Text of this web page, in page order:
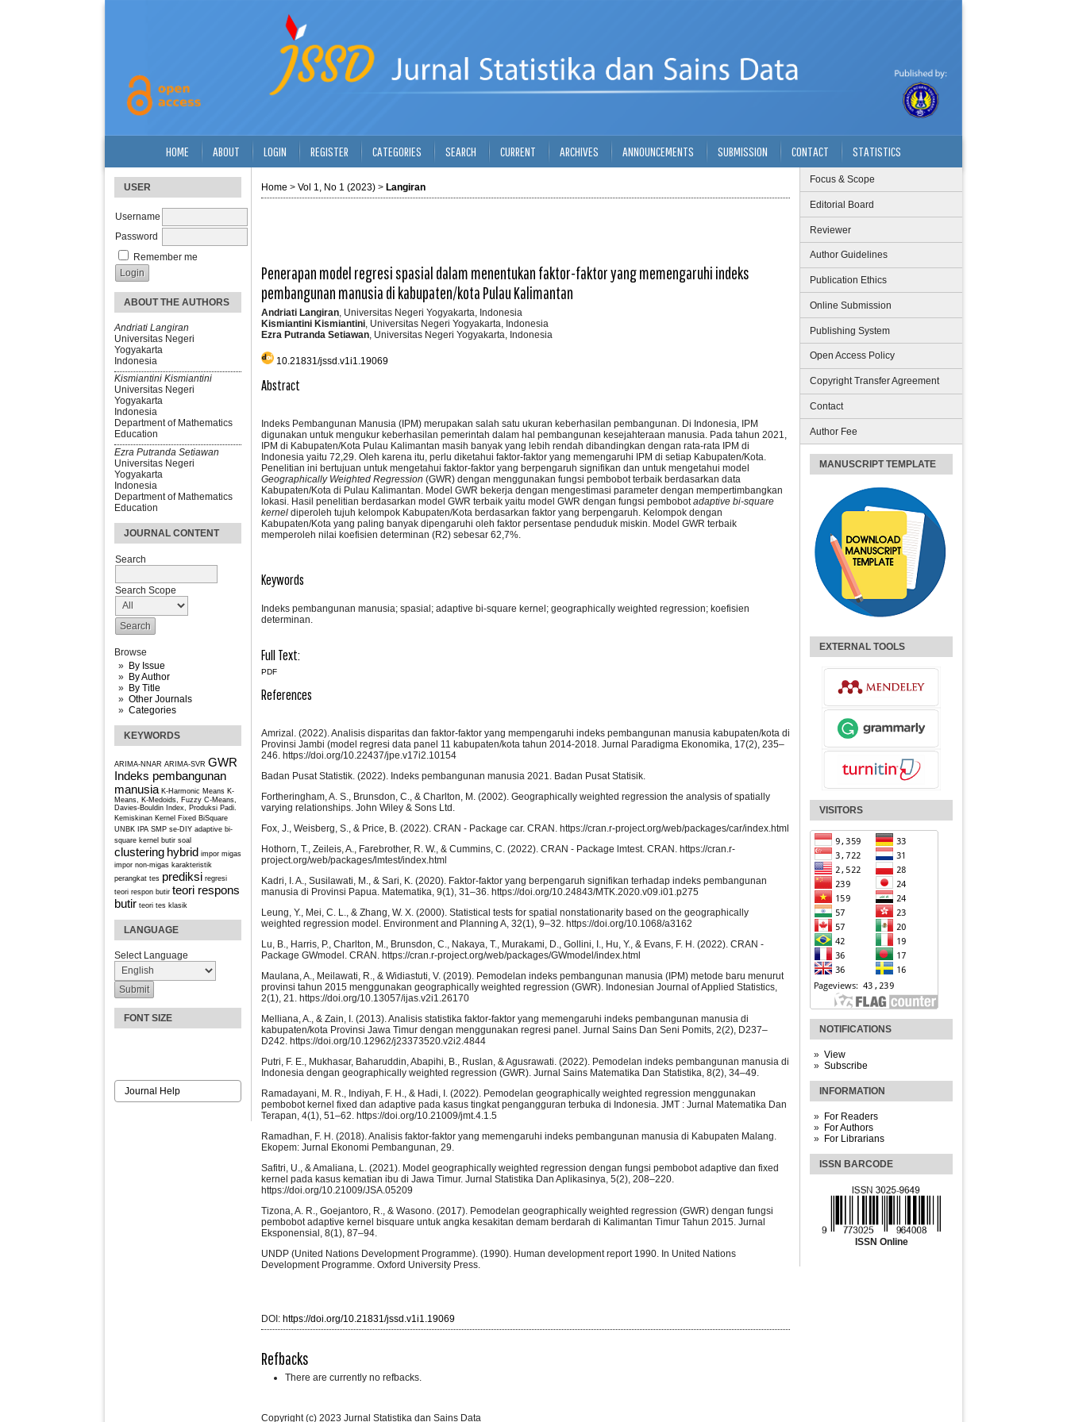
USER
Username
Password
Remember me
ABOUT THE AUTHORS
Andriati Langiran
Universitas Negeri
Yogyakarta
Indonesia
Kismiantini Kismiantini
Universitas Negeri
Yogyakarta
Indonesia
Department of Mathematics
Education
Ezra Putranda Setiawan
Universitas Negeri
Yogyakarta
Indonesia
Department of Mathematics
Education
JOURNAL CONTENT
Search
Search Scope
Browse
By Issue
By Author
By Title
Other Journals
Categories
KEYWORDS
ARIMA-NNAR ARIMA-SVR GWR
Indeks pembangunan
manusia K-Harmonic Means K-
Means, K-Medoids, Fuzzy C-Means,
Davies-Bouldin Index, Produksi Padi.
Kemiskinan Kernel Fixed BiSquare
UNBK IPA SMP se-DIY adaptive bi-
square kernel butir soal
clustering hybrid impor migas
impor non-migas karakteristik
perangkat tes prediksi regresi
teori respon butir teori respons
butir teori tes klasik
LANGUAGE
Select Language
FONT SIZE
Journal Help
Focus & Scope
Editorial Board
Reviewer
Author Guidelines
Publication Ethics
Online Submission
Publishing System
Open Access Policy
Copyright Transfer Agreement
Contact
Author Fee
MANUSCRIPT TEMPLATE
EXTERNAL TOOLS
VISITORS
NOTIFICATIONS
View
Subscribe
INFORMATION
For Readers
For Authors
For Librarians
ISSN BARCODE
ISSN Online
HOME ABOUT LOGIN REGISTER CATEGORIES SEARCH CURRENT ARCHIVES ANNOUNCEMENTS SUBMISSION CONTACT STATISTICS
Home > Vol 1, No 1 (2023) > Langiran
Penerapan model regresi spasial dalam menentukan faktor-faktor yang memengaruhi indeks
pembangunan manusia di kabupaten/kota Pulau Kalimantan
Andriati Langiran , Universitas Negeri Yogyakarta, Indonesia
Kismiantini Kismiantini , Universitas Negeri Yogyakarta, Indonesia
Ezra Putranda Setiawan , Universitas Negeri Yogyakarta, Indonesia
10.21831/jssd.v1i1.19069
Abstract
Indeks Pembangunan Manusia (IPM) merupakan salah satu ukuran keberhasilan pembangunan. Di Indonesia, IPM
digunakan untuk mengukur keberhasilan pemerintah dalam hal pembangunan kesejahteraan manusia. Pada tahun 2021,
IPM di Kabupaten/Kota Pulau Kalimantan masih banyak yang lebih rendah dibandingkan dengan rata-rata IPM di
Indonesia yaitu 72,29. Oleh karena itu, perlu diketahui faktor-faktor yang memengaruhi IPM di setiap Kabupaten/Kota.
Penelitian ini bertujuan untuk mengetahui faktor-faktor yang berpengaruh signifikan dan untuk mengetahui model
Geographically Weighted Regression (GWR) dengan menggunakan fungsi pembobot terbaik berdasarkan data
Kabupaten/Kota di Pulau Kalimantan. Model GWR bekerja dengan mengestimasi parameter dengan mempertimbangkan
lokasi. Hasil penelitian berdasarkan model GWR terbaik yaitu model GWR dengan fungsi pembobotadaptive bi-square
kernel diperoleh tujuh kelompok Kabupaten/Kota berdasarkan faktor yang berpengaruh. Kelompok dengan
Kabupaten/Kota yang paling banyak dipengaruhi oleh faktor persentase penduduk miskin. Model GWR terbaik
memperoleh nilai koefisien determinan (R2) sebesar 62,7%.
Keywords
Indeks pembangunan manusia; spasial; adaptive bi-square kernel; geographically weighted regression; koefisien
determinan.
Full Text:
PDF
References
Amrizal. (2022). Analisis disparitas dan faktor-faktor yang mempengaruhi indeks pembangunan manusia kabupaten/kota di
Provinsi Jambi (model regresi data panel 11 kabupaten/kota tahun 2014-2018. Jurnal Paradigma Ekonomika, 17(2), 235–
246. https://doi.org/10.22437/jpe.v17i2.10154
Badan Pusat Statistik. (2022). Indeks pembangunan manusia 2021. Badan Pusat Statisik.
Fortheringham, A. S., Brunsdon, C., & Charlton, M. (2002). Geographically weighted regression the analysis of spatially
varying relationships. John Wiley & Sons Ltd.
Fox, J., Weisberg, S., & Price, B. (2022). CRAN - Package car. CRAN. https://cran.r-project.org/web/packages/car/index.html
Hothorn, T., Zeileis, A., Farebrother, R. W., & Cummins, C. (2022). CRAN - Package lmtest. CRAN. https://cran.r-
project.org/web/packages/lmtest/index.html
Kadri, I. A., Susilawati, M., & Sari, K. (2020). Faktor-faktor yang berpengaruh signifikan terhadap indeks pembangunan
manusia di Provinsi Papua. Matematika, 9(1), 31–36. https://doi.org/10.24843/MTK.2020.v09.i01.p275
Leung, Y., Mei, C. L., & Zhang, W. X. (2000). Statistical tests for spatial nonstationarity based on the geographically
weighted regression model. Environment and Planning A, 32(1), 9–32. https://doi.org/10.1068/a3162
Lu, B., Harris, P., Charlton, M., Brunsdon, C., Nakaya, T., Murakami, D., Gollini, I., Hu, Y., & Evans, F. H. (2022). CRAN -
Package GWmodel. CRAN. https://cran.r-project.org/web/packages/GWmodel/index.html
Maulana, A., Meilawati, R., & Widiastuti, V. (2019). Pemodelan indeks pembangunan manusia (IPM) metode baru menurut
provinsi tahun 2015 menggunakan geographically weighted regression (GWR). Indonesian Journal of Applied Statistics,
2(1), 21. https://doi.org/10.13057/ijas.v2i1.26170
Melliana, A., & Zain, I. (2013). Analisis statistika faktor-faktor yang memengaruhi indeks pembangunan manusia di
kabupaten/kota Provinsi Jawa Timur dengan menggunakan regresi panel. Jurnal Sains Dan Seni Pomits, 2(2), D237–
D242. https://doi.org/10.12962/j23373520.v2i2.4844
Putri, F. E., Mukhasar, Baharuddin, Abapihi, B., Ruslan, & Agusrawati. (2022). Pemodelan indeks pembangunan manusia di
Indonesia dengan geographically weighted regression (GWR). Jurnal Sains Matematika Dan Statistika, 8(2), 34–49.
Ramadayani, M. R., Indiyah, F. H., & Hadi, I. (2022). Pemodelan geographically weighted regression menggunakan
pembobot kernel fixed dan adaptive pada kasus tingkat pengangguran terbuka di Indonesia. JMT : Jurnal Matematika Dan
Terapan, 4(1), 51–62. https://doi.org/10.21009/jmt.4.1.5
Ramadhan, F. H. (2018). Analisis faktor-faktor yang memengaruhi indeks pembangunan manusia di Kabupaten Malang.
Ekopem: Jurnal Ekonomi Pembangunan, 29.
Safitri, U., & Amaliana, L. (2021). Model geographically weighted regression dengan fungsi pembobot adaptive dan fixed
kernel pada kasus kematian ibu di Jawa Timur. Jurnal Statistika Dan Aplikasinya, 5(2), 208–220.
https://doi.org/10.21009/JSA.05209
Tizona, A. R., Goejantoro, R., & Wasono. (2017). Pemodelan geographically weighted regression (GWR) dengan fungsi
pembobot adaptive kernel bisquare untuk angka kesakitan demam berdarah di Kalimantan Timur Tahun 2015. Jurnal
Eksponensial, 8(1), 87–94.
UNDP (United Nations Development Programme). (1990). Human development report 1990. In United Nations
Development Programme. Oxford University Press.
DOI: https://doi.org/10.21831/jssd.v1i1.19069
Refbacks
There are currently no refbacks.
Copyright (c) 2023 Jurnal Statistika dan Sains Data